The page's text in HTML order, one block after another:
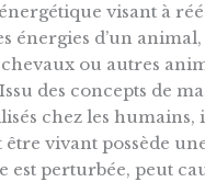
visant à
énergies d’un animal,
ou autres
des concepts de
chez les humains,
être vivant possède
est perturbée, peut